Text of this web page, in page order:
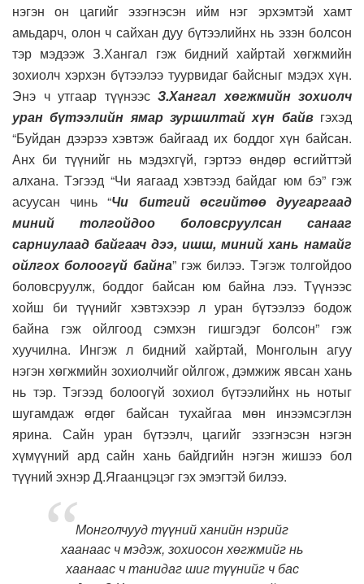
нэгэн он цагийг эзэгнэсэн ийм нэг эрхэмтэй хамт
амьдарч, олон ч сайхан дуу бүтээлийнх нь эзэн болсон
тэр мэдээж З.Хангал гэж бидний хайртай хөгжмийн
зохиолч хэрхэн бүтээлээ туурвидаг байсныг мэдэх хүн.
Энэ ч утгаар түүнээс З.Хангал хөгжмийн зохиолч
уран бүтээлийн ямар зуршилтай хүн байвгэхэд
“Буйдан дээрээ хэвтэж байгаад их боддог хүн байсан.
Анх би түүнийг нь мэдэхгүй, гэртээ өндөр өсгийттэй
алхана. Тэгээд “Чи яагаад хэвтээд байдаг юм бэ” гэж
асуусан чинь “Чи битгий өсгийтөө дуугаргаад
миний толгойдоо боловсруулсан санааг
сарниулаад байгаач дээ, ишш, миний хань намайг
ойлгох болоогүй байна” гэж билээ. Тэгэж толгойдоо
боловсруулж, боддог байсан юм байна лээ. Түүнээс
хойш би түүнийг хэвтэхээр л уран бүтээлээ бодож
байна гэж ойлгоод сэмхэн гишгэдэг болсон” гэж
хуучилна. Ингэж л бидний хайртай, Монголын агуу
нэгэн хөгжмийн зохиолчийг ойлгож, дэмжиж явсан хань
нь тэр. Тэгээд болоогүй зохиол бүтээлийнх нь нотыг
шугамдаж өгдөг байсан тухайгаа мөн инээмсэглэн
ярина. Сайн уран бүтээлч, цагийг эзэгнэсэн нэгэн
хүмүүний ард сайн хань байдгийн нэгэн жишээ бол
түүний эхнэр Д.Ягаанцэцэг гэх эмэгтэй билээ.
Монголчууд түүний ханийн нэрийг
хаанаас ч мэдэж, зохиосон хөгжмийг нь
хаанаас ч танидаг шиг түүнийг ч бас